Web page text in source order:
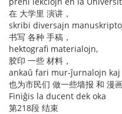
在 大学里 演讲，
skribi diversajn
书写 各种 手稿，
hektografi materialojn,
胶印 一些 材料，
ankaŭ fari mur-ĵurnalojn
也为市民们 做一些墙报 和 漫画
Finiĝis la ducent dek oka
第218段 结束